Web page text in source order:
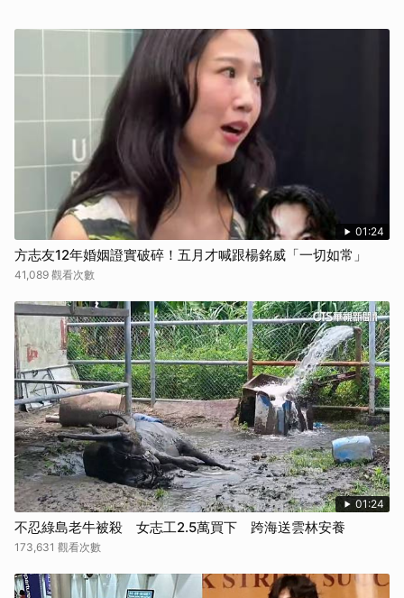
01:24
方志友12年婚姻證實破碎！五月才喊跟楊銘威「一切如常」
41,089 觀看次數
01:24
不忍綠島老牛被殺 女志工2.5萬買下 跨海送雲林安養
173,631 觀看次數